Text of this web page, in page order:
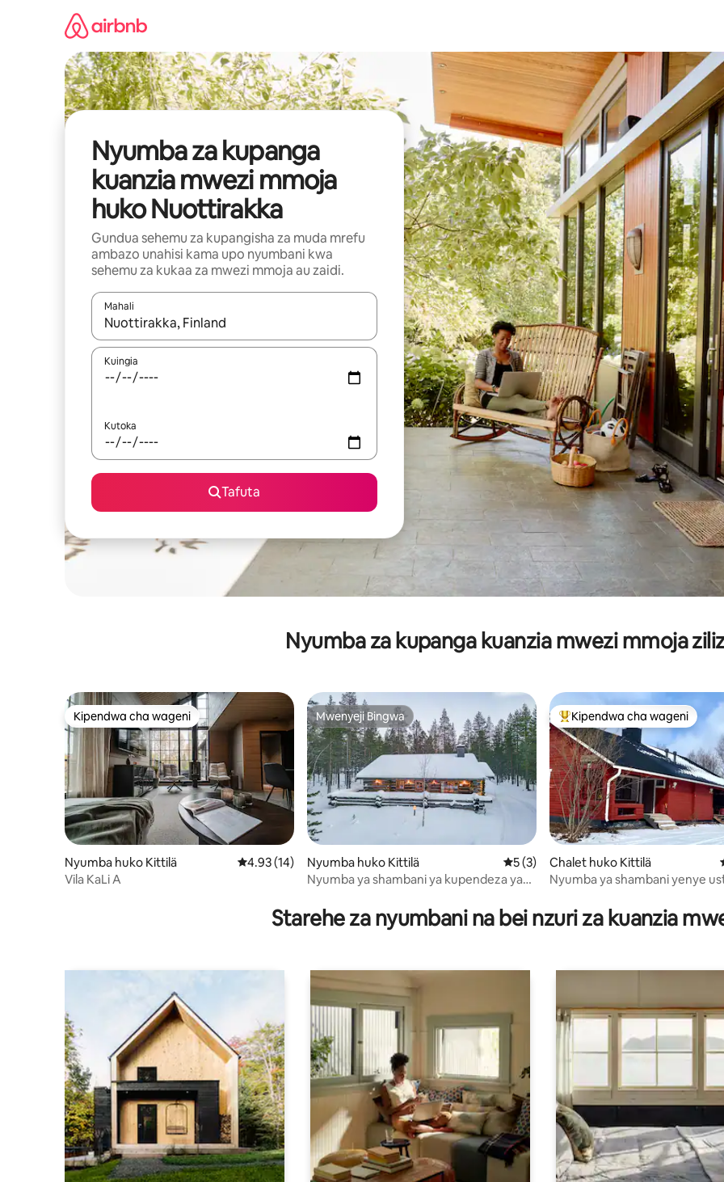
Nyumba za kupanga
kuanzia mwezi mmoja
huko Nuottirakka
Gundua sehemu za kupangisha za muda mrefu
ambazo unahisi kama upo nyumbani kwa
sehemu za kukaa za mwezi mmoja au zaidi.
Mahali
Wakati matokeo yanapatikana, vinjari kwa kutumia vitufe vya vishale vya juu na chini au uchunguze kwa kugusa au
Kuingia
Kutoka
Tafuta
Nyumba za kupanga kuanzia mwezi mmoja
Kipendwa cha wageni
Kipendwa cha wageni
Nyumba huko Kittilä Ukadiriaji wa wastani wa 4.93 kati ya 5, tathmini 14
4.93 (14)
Vila KaLi A
Mwenyeji Bingwa
Mwenyeji Bingwa
Nyumba huko Kittilä Ukadiriaji wa wastani wa 5 kati ya 5,
5 (3)
Nyumba ya shambani ya kupendeza ya
Kipendwa maarufu cha wageni
Kipendwa cha wageni
Chalet huko Kittilä
Nyumba ya shambani yenye
mbele
Starehe za nyumbani na bei nzuri za kuanzia